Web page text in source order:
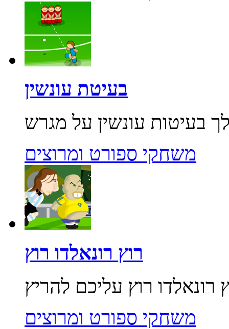
בעיטת עונשין
משחקי ספורט ומרוצים
רוץ רונאלדו רוץ
משחקי ספורט ומרוצים